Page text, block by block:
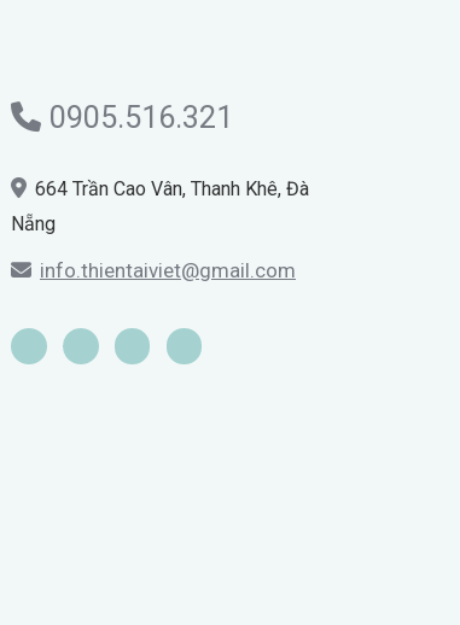
0905.516.321
664 Trần Cao Vân, Thanh Khê, Đà
Nẵng
info.thientaiviet@gmail.com